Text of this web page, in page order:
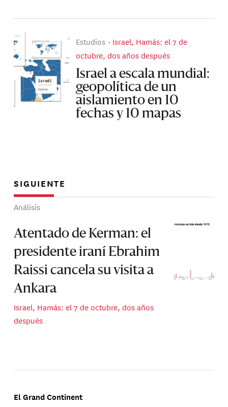
Estudios
Israel, Hamás: el 7 de
octubre, dos años después
Israel a escala mundial:
geopolítica de un
aislamiento en 10
fechas y 10 mapas
SIGUIENTE
Análisis
Atentado de Kerman: el
presidente iraní Ebrahim
Raissi cancela su visita a
Ankara
Israel, Hamás: el 7 de octubre, dos años
después
El Grand Continent